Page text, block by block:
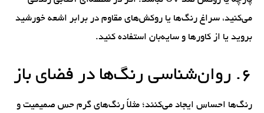
می‌کنید، سراغ رنگ‌ها یا روکش‌های مقاوم در برابر اشعه خورشید
بروید یا از کاورها و سایه‌بان استفاده کنید.
۶. روان‌شناسی رنگ‌ها در فضای باز
رنگ‌ها احساس ایجاد می‌کنند؛ مثلاً رنگ‌های گرم حس صمیمیت و